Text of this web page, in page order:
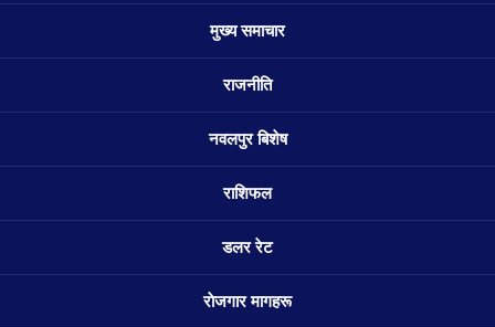
मुख्य समाचार
राजनीति
नवलपुर बिशेष
राशिफल
डलर रेट
राेजगार मागहरू